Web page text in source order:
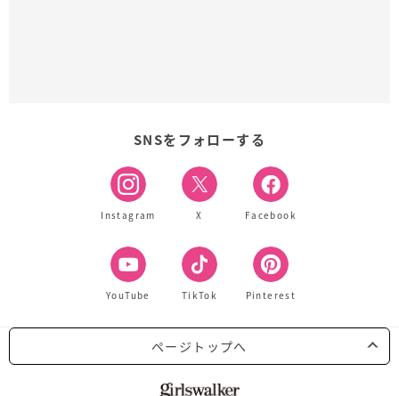
SNSをフォローする
Instagram X Facebook
YouTube TikTok Pinterest
ページトップへ